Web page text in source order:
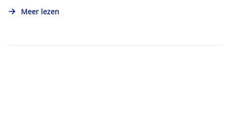
Meer lezen